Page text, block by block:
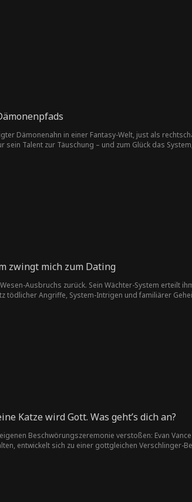
Dämonenahn in einer Fantasy-Welt, just als
sein Talent zur Täuschung – und zum Glück das
zwingt mich zum Dating
Ausbruchs zurück. Sein Wächter-System erteilt
tödlicher Angriffe, System-Intrigen und familiärer
Katze wird Gott. Was geht’s dich an?
Beschwörungszeremonie verstoßen: Evan
entwickelt sich zu einer gottgleichen